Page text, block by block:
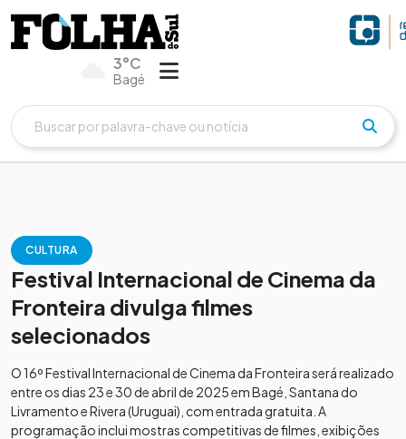
3°C
Bagé
CULTURA
Festival Internacional de Cinema da
Fronteira divulga filmes
selecionados
O 16º Festival Internacional de Cinema da Fronteira será realizado
entre os dias 23 e 30 de abril de 2025 em Bagé, Santana do
Livramento e Rivera (Uruguai), com entrada gratuita. A
programação inclui mostras competitivas de filmes, exibições